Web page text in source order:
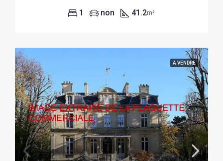
1 non 41.2m²
A VENDRE